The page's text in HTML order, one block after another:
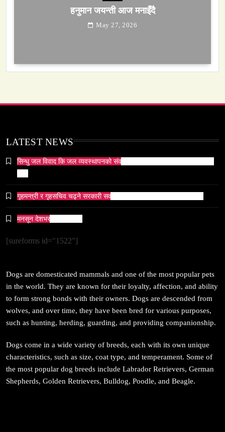
सेतो मछिन्द्रनाथ यात्रा सम्पन्न
May 27, 2026
May 27, 2026
सम्पदा
जनकपुर सहित तराई मधेसका विभिन्न स्थानहरूमा पर्व छठ
संस्कृति
LATEST NEWS
सिन्धु जल विवाद कि जल व्यवस्थापनको संकट? पाकिस्तानको पानी संकटको भित्री
गृहमन्त्री र गृहसचिव चढ्ने सरकारी सवारीसाधनबाट समेत कालो सिसा हटाइयो
मनसून देशभर प्रवेश गर्दै ।
[sureforms id="1522"]
Dogs are domesticated mammals and one of the most popular pets
in the world. They are known for their loyalty, affection, and ability
to form strong bonds with their owners. Dogs are descended from
wolves, and over time, they have been bred for various purposes,
such as hunting, herding, guarding, and providing companionship.
Dogs come in a wide variety of breeds, each with its own unique
characteristics, such as size, coat type, and temperament. Some of
the most popular dog breeds include Labrador Retrievers, German
Shepherds, Golden Retrievers, Bulldog, Poodle, and Beagle.